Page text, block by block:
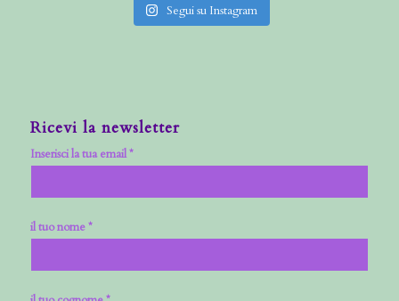
Segui su Instagram
Ricevi la newsletter
Inserisci la tua email *
il tuo nome *